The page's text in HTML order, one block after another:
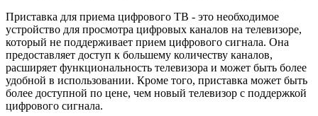
Приставка для приема цифрового ТВ - это необходимое
устройство для просмотра цифровых каналов на телевизоре,
который не поддерживает прием цифрового сигнала. Она
предоставляет доступ к большему количеству каналов,
расширяет функциональность телевизора и может быть более
удобной в использовании. Кроме того, приставка может быть
более доступной по цене, чем новый телевизор с поддержкой
цифрового сигнала.